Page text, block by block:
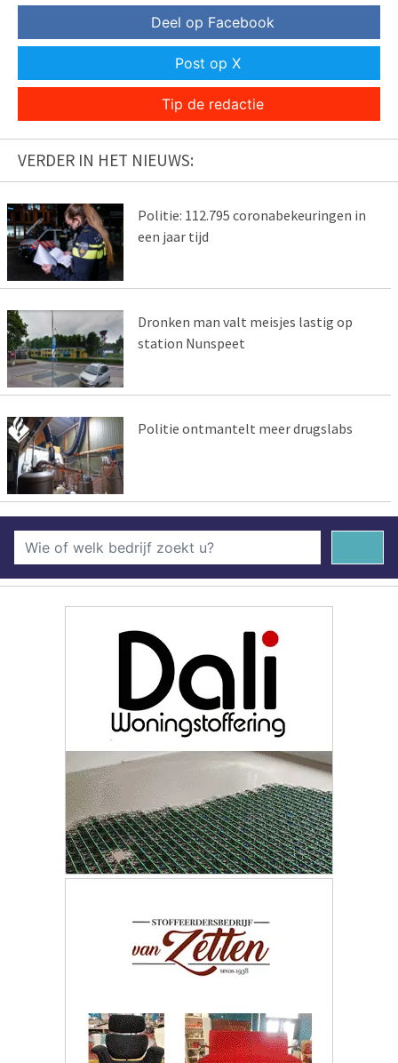
Deel op Facebook
Post op X
Tip de redactie
VERDER IN HET NIEUWS:
Politie: 112.795 coronabekeuringen in
een jaar tijd
Dronken man valt meisjes lastig op
station Nunspeet
Politie ontmantelt meer drugslabs